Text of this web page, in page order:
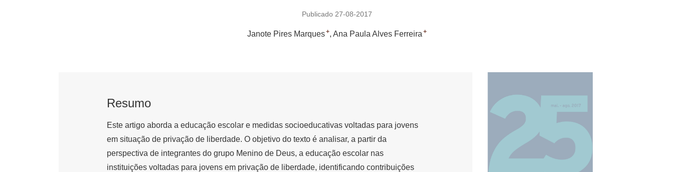
Publicado 27-08-2017
Janote Pires Marques+ Ana Paula Alves Ferreira +
Resumo
Este artigo aborda a educação escolar e medidas socioeducativas voltadas para jovens
em situação de privação de liberdade. O objetivo do texto é analisar, a partir da
perspectiva de integrantes do grupo Menino de Deus, a educação escolar nas
instituições voltadas para jovens em privação de liberdade, identificando contribuições